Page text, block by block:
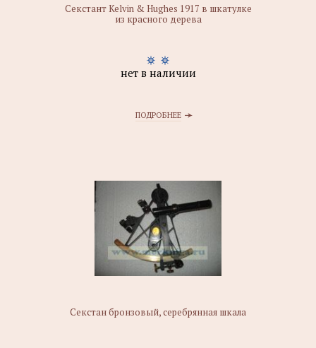
Секстант Kelvin & Hughes 1917 в шкатулке
из красного дерева
нет в наличии
ПОДРОБНЕЕ
Секстан бронзовый, серебрянная шкала